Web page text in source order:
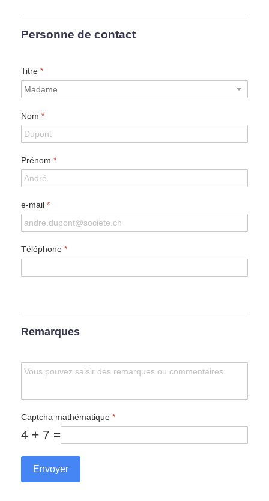
Personne de contact
Titre *
Nom *
Prénom *
e-mail *
Téléphone *
Remarques
Captcha mathématique *
4 + 7 =
Envoyer